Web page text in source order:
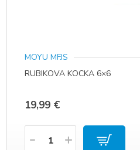
MOYU MFJS
RUBIKOVA KOCKA 6×6
19,99 €
Količina